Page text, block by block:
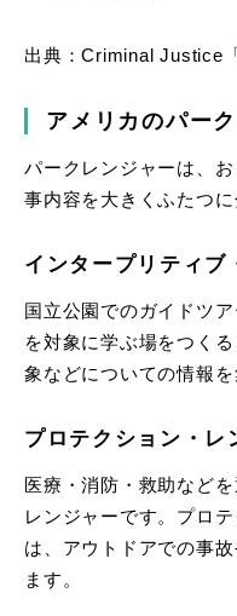
出典：Criminal Justice「
アメリカのパー
パークレンジャーは、
事内容を大きくふたつ
インタープリティブ
国立公園でのガイドツ
を対象に学ぶ場をつく
象などについての情報
プロテクション・レ
医療・消防・救助など
レンジャーです。プロ
は、アウトドアでの事
ます。